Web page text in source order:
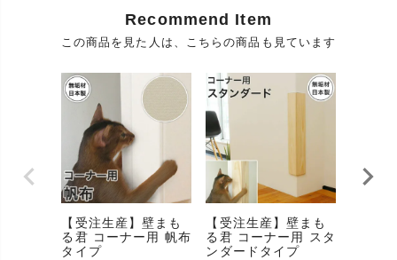
岩手県産杉材またはサワラ材（国産素材）、壁紙、
固定フレーム、画鋲、マジックテープ
箱
1
宅配便
送料
お届け先の地域により異なります。
お手入れ用品、ケア(ケア用品/ケアグッズ)、グルー
ミング(マーキング)、しつけ
猫用品(ネコ用品、ねこ用品)、猫グッズ(ネコグッ
Recommend Item
この商品を見た人は、こちらの商品も見ています
【受注生産】壁まも
る君 コーナー用 帆布
タイプ
【受注生産】壁まも
る君 コーナー用 スタ
ンダードタイプ